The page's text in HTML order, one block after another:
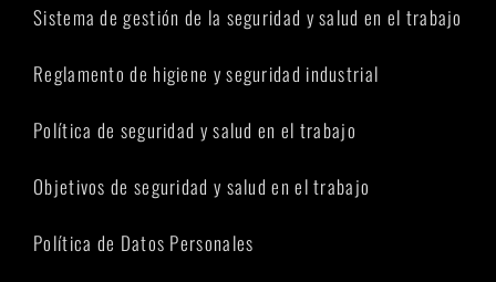
Sistema de gestión de la seguridad y salud en el trabajo
Reglamento de higiene y seguridad industrial
Política de seguridad y salud en el trabajo
Objetivos de seguridad y salud en el trabajo
Política de Datos Personales